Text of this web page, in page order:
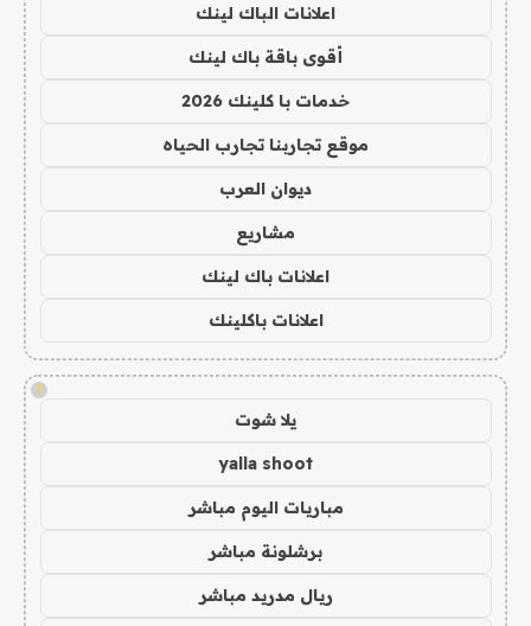
اعلانات الباك لينك
أقوى باقة باك لينك
خدمات با كلينك 2026
موقع تجاربنا تجارب الحياه
ديوان العرب
مشاريع
اعلانات باك لينك
اعلانات باكلينك
!
يلا شوت
yalla shoot
مباريات اليوم مباشر
برشلونة مباشر
ريال مدريد مباشر